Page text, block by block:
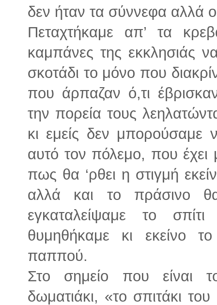
δεν ήταν τα σύννεφα αλλά
Πεταχτήκαμε απ’ τα
καμπάνες της εκκλησιάς
σκοτάδι το μόνο που
που άρπαζαν ό,τι
την πορεία τους
κι εμείς δεν μπορούσαμε
αυτό τον πόλεμο, που
πως θα ‘ρθει η στιγμή
αλλά και το πράσινο θα
εγκαταλείψαμε το
θυμηθήκαμε κι εκείνο
παππού.
Στο σημείο που είναι
δωματιάκι, «το σπιτάκι